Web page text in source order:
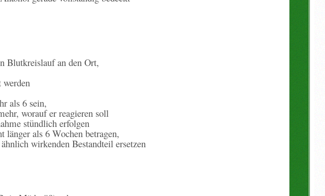
Blutkreislauf an den Ort,
werden
als 6 sein,
worauf er reagieren soll
stündlich erfolgen
länger als 6 Wochen betragen,
wirkenden Bestandteil ersetzen